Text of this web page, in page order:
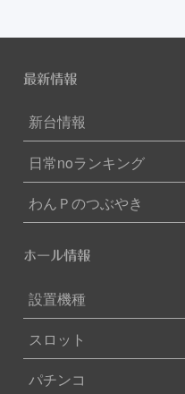
最新情報
新台情報
日常noランキング
わんＰのつぶやき
ホール情報
設置機種
スロット
パチンコ